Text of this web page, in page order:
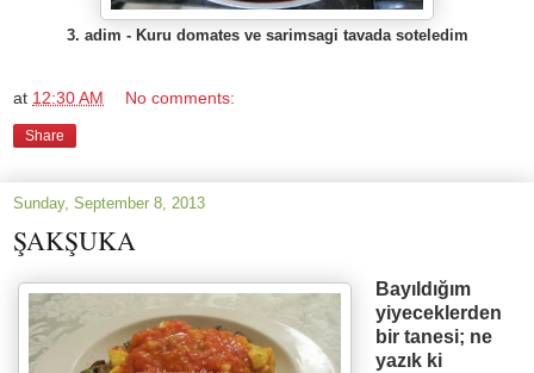
3. adim - Kuru domates ve sarimsagi tavada soteledim
at 12:30 AM No comments:
Share
Sunday, September 8, 2013
ŞAKŞUKA
Bayıld ığım
yiyeceklerden
bir tanesi; ne
yazık ki